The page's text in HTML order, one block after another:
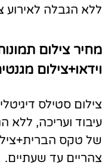
ללא הגבלה לאירוע
מחיר צילום
וידאו+צילום
צילום סטילס
עיבוד ועריכה, ללא
של טקס
צהריים עד שעתיים.